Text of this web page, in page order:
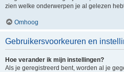
zien welke onderwerpen je al gelezen
Omhoog
Gebruikersvoorkeuren en
Hoe verander ik mijn instellingen?
Als je geregistreerd bent, worden al je